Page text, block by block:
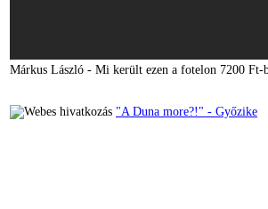
Márkus László - Mi került ezen a fotelon 7200 Ft-
"A Duna more?!" - Győzike